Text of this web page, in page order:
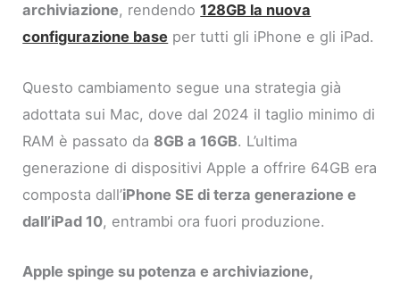
archiviazione, rendendo128GB la nuova
configurazione base per tutti gli iPhone e gli iPad.
Questo cambiamento segue una strategia già
adottata sui Mac, dove dal 2024 il taglio minimo di
RAM è passato da 8GB a 16GB. L’ultima
generazione di dispositivi Apple a offrire 64GB era
composta dall’iPhone SE di terza generazione e
dall’iPad 10, entrambi ora fuori produzione.
Apple spinge su potenza e archiviazione,